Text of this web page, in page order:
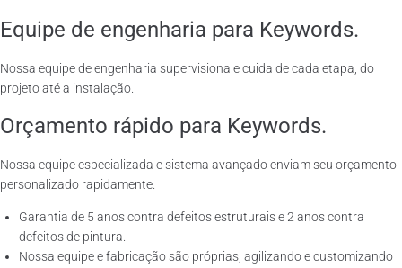
Equipe de engenharia para Keywords.
Nossa equipe de engenharia supervisiona e cuida de cada etapa, do
projeto até a instalação.
Orçamento rápido para Keywords.
Nossa equipe especializada e sistema avançado enviam seu orçamento
personalizado rapidamente.
Garantia de 5 anos contra defeitos estruturais e 2 anos contra
defeitos de pintura.
Nossa equipe e fabricação são próprias, agilizando e customizando